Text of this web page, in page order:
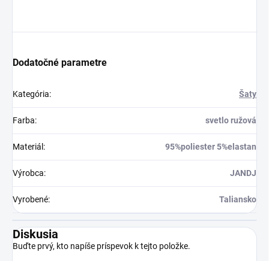
Dodatočné parametre
Kategória: Šaty
Farba: svetlo ružová
Materiál : 95%poliester 5%elastan
Výrobca: JANDJ
Vyrobené: Taliansko
Diskusia
Buďte prvý, kto napíše príspevok k tejto položke.